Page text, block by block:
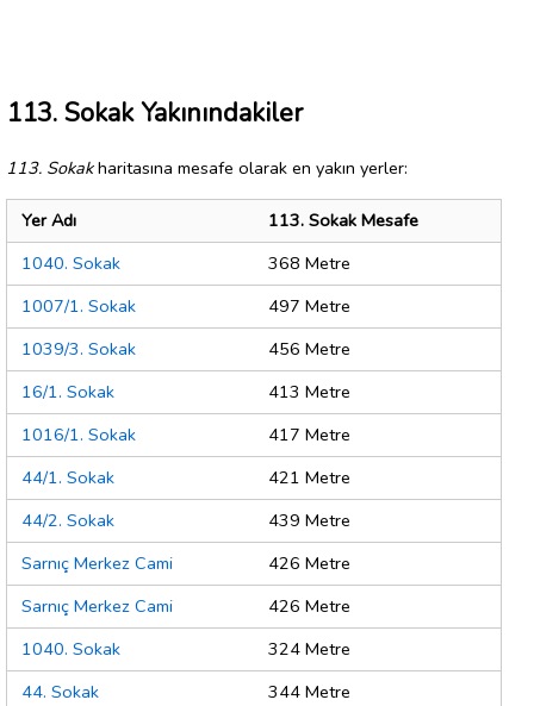
113. Sokak Yakınındakiler
113. Sokakharitasına mesafe olarak en yakın yerler:
Yer Adı
113. Sokak Mesafe
1040. Sokak
368 Metre
1007/1. Sokak
497 Metre
1039/3. Sokak
456 Metre
16/1. Sokak
413 Metre
1016/1. Sokak
417 Metre
44/1. Sokak
421 Metre
44/2. Sokak
439 Metre
Sarnıç Merkez Cami
426 Metre
Sarnıç Merkez Cami
426 Metre
1040. Sokak
324 Metre
44. Sokak
344 Metre